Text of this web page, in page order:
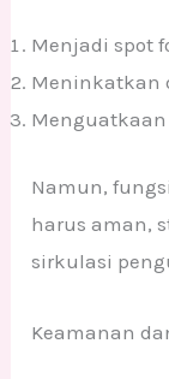
Menjadi spot
Meninkatkan
Namun,
harus aman,
sirkulasi
Keamanan